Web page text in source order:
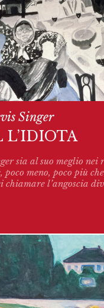
Singer
L’IDIOTA
sia al suo meglio
poco meno, poco più
chiamare l’angoscia